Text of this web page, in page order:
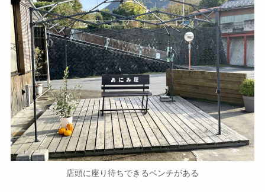
店頭に座り待ちできるベンチがある